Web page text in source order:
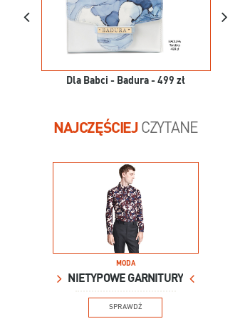
Dla Babci - Badura - 499 zł
NAJCZĘŚCIEJCZYTANE
MODA
NIETYPOWE GARNITURY
SPRAWDŹ